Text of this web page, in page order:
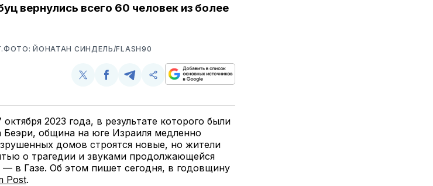
вернулись всего 60 человек из более
ЙОНАТАН СИНДЕЛЬ/FLASH90
Поделиться
Twitter
Поделиться
Facebook
Поделиться
Telegram
Скопируйте
поделитесь
2023 года, в результате которого были
Беэри, община на юге Израиля медленно
домов строятся новые, но жители
о трагедии и звуками продолжающейся
— в Газе. Об этом пишет сегодня, в годовщину
Post.